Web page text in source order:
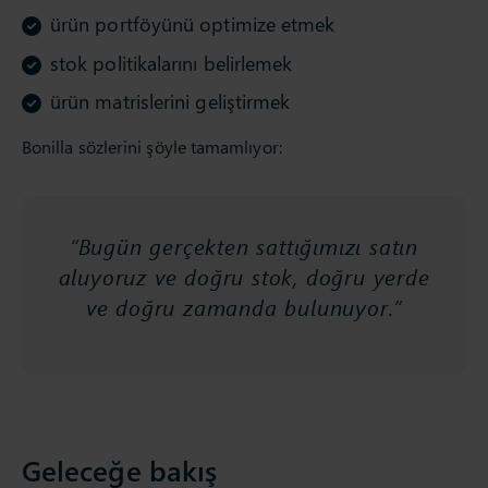
ürün portföyünü optimize etmek
stok politikalarını belirlemek
ürün matrislerini geliştirmek
Bonilla sözlerini şöyle tamamlıyor:
“Bugün gerçekten sattığımızı satın
aluyoruz ve doğru stok, doğru yerde
ve doğru zamanda bulunuyor.”
Geleceğe bakış